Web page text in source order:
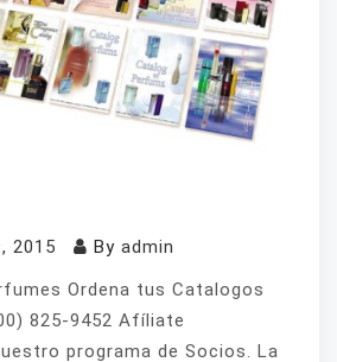
2015 By admin
Ordena tus Catalogos
825-9452 Afíliate
programa de Socios. La